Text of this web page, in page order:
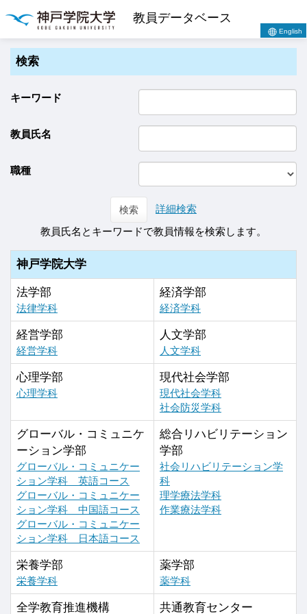
教員データベース
English
検索
キーワード
教員氏名
職種
検索
詳細検索
教員氏名とキーワードで教員情報を検索します。
神戸学院大学
法学部
法律学科
経済学部
経済学科
経営学部
経営学科
人文学部
人文学科
心理学部
心理学科
現代社会学部
現代社会学科
社会防災学科
グローバル・コミュニケ
ーション学部
グローバル・コミュニケー
ション学科 英語コース
グローバル・コミュニケー
ション学科 中国語コース
グローバル・コミュニケー
ション学科 日本語コース
総合リハビリテーション
学部
社会リハビリテーション学
科
理学療法学科
作業療法学科
栄養学部
栄養学科
薬学部
薬学科
全学教育推進機構 共通教育センター